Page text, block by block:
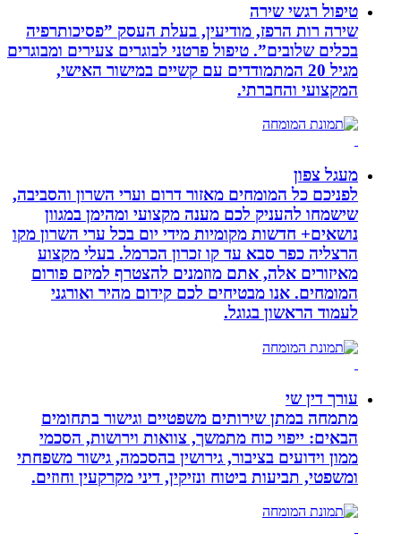
טיפול רגשי שירה
שירה רות הרפז, מודיעין, בעלת העסק ”פסיכותרפיה
בכלים שלובים”. טיפול פרטני לבוגרים צעירים ומבוגרים
מגיל 20 המתמודדים עם קשיים במישור האישי,
המקצועי והחברתי.
מעגל צפון
לפניכם כל המומחים מאזור דרום וערי השרון והסביבה,
שישמחו להעניק לכם מענה מקצועי ומהימן במגוון
נושאים+ חדשות מקומיות מידי יום בכל ערי השרון מקו
הרצליה כפר סבא עד קו זכרון הכרמל. בעלי מקצוע
מאיזורים אלה, אתם מוזמנים להצטרף למיזם פורום
המומחים. אנו מבטיחים לכם קידום מהיר ואורגני
לעמוד הראשון בגוגל.
עורך דין שי
מתמחה במתן שירותים משפטיים וגישור בתחומים
הבאים: ייפוי כוח מתמשך, צוואות וירושות, הסכמי
ממון וידועים בציבור, גירושין בהסכמה, גישור משפחתי
ומשפטי, תביעות ביטוח ונזיקין, דיני מקרקעין וחוזים.